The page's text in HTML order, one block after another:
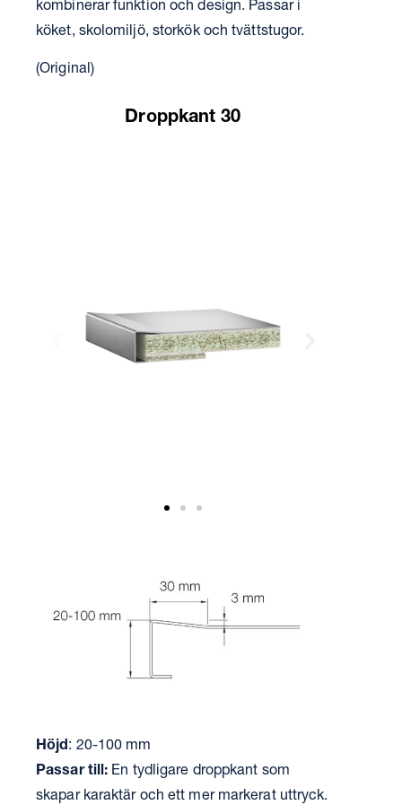
kombinerar funktion och design. Passar i
köket, skolomiljö, storkök och tvättstugor.
(Original)
Droppkant 30
Höjd: 20-100 mm
Passar till: En tydligare droppkant som
skapar karaktär och ett mer markerat uttryck.